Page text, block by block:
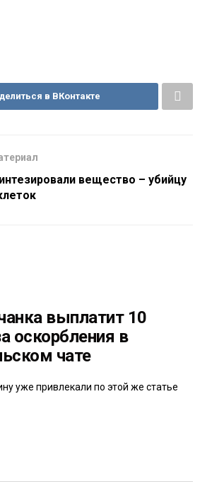
в ВКонтакте
вещество – убийцу
выплатит 10
оскорбления в
чате
уже привлекали по этой же статье